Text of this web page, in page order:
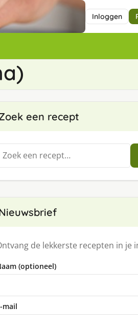
Inloggen
een recept
Zoeken
naar:
de lekkerste recepten in je
(optioneel)
mail